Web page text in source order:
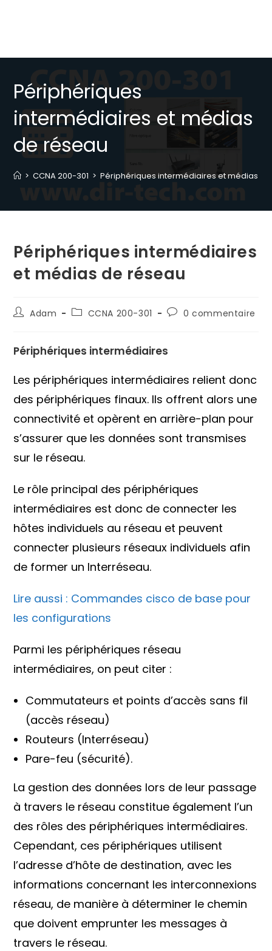
Périphériques
intermédiaires et médias
de réseau
> CCNA 200-301 > Périphériques intermédiaires et médias
Périphériques intermédiaires
et médias de réseau
Auteur/autrice
publication :
Adam
PostCCNA 200-301
Commentaires
publication :
0 commentaire
Périphériques intermédiaires
Les périphériques intermédiaires relient donc
des périphériques finaux. Ils offrent alors une
connectivité et opèrent en arrière-plan pour
s’assurer que les données sont transmises
sur le réseau.
Le rôle principal des périphériques
intermédiaires est donc de connecter les
hôtes individuels au réseau et peuvent
connecter plusieurs réseaux individuels afin
de former un Interréseau.
Lire aussi : Commandes cisco de base pour
les configurations
Parmi les périphériques réseau
intermédiaires, on peut citer :
Commutateurs et points d’accès sans fil
(accès réseau)
Routeurs (Interréseau)
Pare-feu (sécurité).
La gestion des données lors de leur passage
à travers le réseau constitue également l’un
des rôles des périphériques intermédiaires.
Cependant, ces périphériques utilisent
l’adresse d’hôte de destination, avec les
informations concernant les interconnexions
réseau, de manière à déterminer le chemin
que doivent emprunter les messages à
travers le réseau.